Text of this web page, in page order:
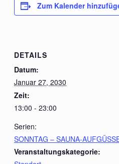
Zum Kalender
DETAILS
Datum:
Januar 27, 2030
Zeit:
13:00 - 23:00
Serien:
SONNTAG – SAUNA-
Veranstaltungskategorie: